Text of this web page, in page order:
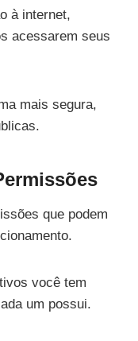
à internet,
acessarem seus
mais segura,
que podem
você tem
um possui.